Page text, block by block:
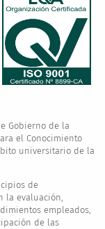
Gobierno de la
el Conocimiento
universitario de la
de
la evaluación,
empleados,
de las